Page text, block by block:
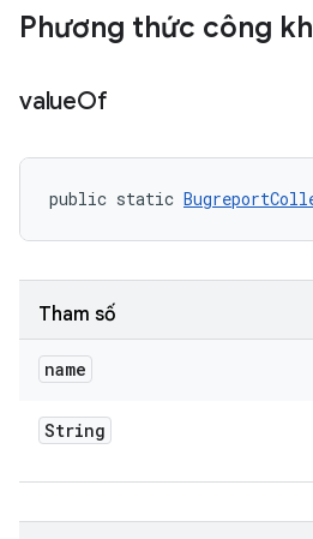
Phương thức công
valueOf
public static
Tham số
name
String